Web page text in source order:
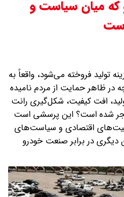
میان سیاست و
تولید فروخته می‌شود، واقعاً به
در ظاهر حمایت از مردم نامیده
افت کیفیت، شکل‌گیری رانت
شده است؟ این پرسشی است
اقتصادی و سیاست‌های
در برابر صنعت خودرو